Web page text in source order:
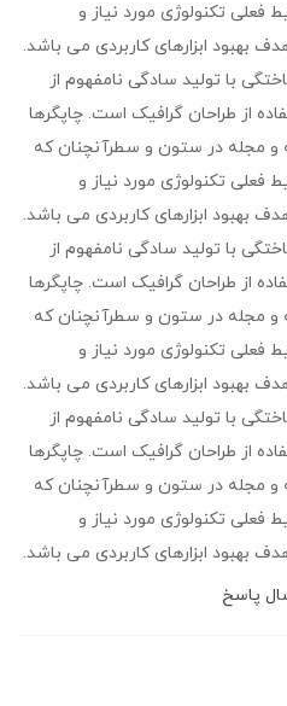
فعلی تکنولوژی مورد نیاز و
بهبود ابزارهای کاربردی می باشد.
با تولید سادگی نامفهوم از
از طراحان گرافیک است. چاپگرها
و مجله در ستون و سطرآنچنان که
فعلی تکنولوژی مورد نیاز و
بهبود ابزارهای کاربردی می باشد.
با تولید سادگی نامفهوم از
از طراحان گرافیک است. چاپگرها
و مجله در ستون و سطرآنچنان که
فعلی تکنولوژی مورد نیاز و
بهبود ابزارهای کاربردی می باشد.
با تولید سادگی نامفهوم از
از طراحان گرافیک است. چاپگرها
و مجله در ستون و سطرآنچنان که
فعلی تکنولوژی مورد نیاز و
بهبود ابزارهای کاربردی می باشد.
پاسخ